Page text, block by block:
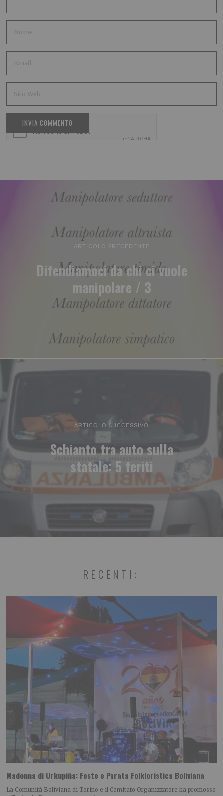
ARTICOLO PRECEDENTE
Difendiamoci da chi ci vuole
manipolare / 3
ARTICOLO SUCCESSIVO
Schianto tra auto sulla
statale: 5 feriti
RECENTI:
Madonna di Urkupiña: Feste e Parata Folkloristica Boliviana
La Comunità Boliviana di Torino e il Comitato Organizzatore ha promosso